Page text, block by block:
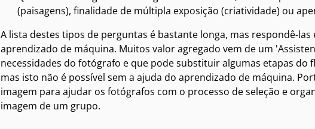
(paisagens), finalidade de múltipla exposição (criatividade) ou
A lista destes tipos de perguntas é bastante longa, mas respondê-
aprendizado de máquina. Muitos valor agregado vem de um
necessidades do fotógrafo e que pode substituir algumas etapas
mas isto não é possível sem a ajuda do aprendizado de máquina.
imagem para ajudar os fotógrafos com o processo de seleção e
imagem de um grupo.